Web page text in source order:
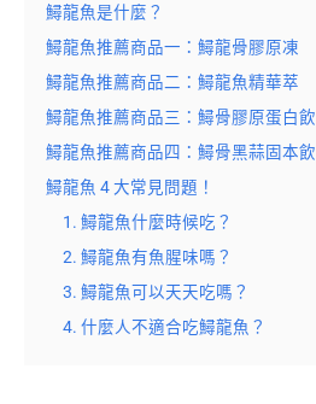
鱘龍魚是什麼？
鱘龍魚推薦商品一：鱘龍骨膠原凍
鱘龍魚推薦商品二：鱘龍魚精華萃
鱘龍魚推薦商品三：鱘骨膠原蛋白飲
鱘龍魚推薦商品四：鱘骨黑蒜固本飲
鱘龍魚 4 大常見問題！
1. 鱘龍魚什麼時候吃？
2. 鱘龍魚有魚腥味嗎？
3. 鱘龍魚可以天天吃嗎？
4. 什麼人不適合吃鱘龍魚？